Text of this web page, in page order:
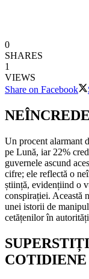
0
SHARES
1
VIEWS
Share on Facebook
Un procent alarmant
pe Lună, iar 22%
guvernele ascund
cifre; ele reflectă o
știință, evidențiind o
conspirației. Această
unei istorii de
cetățenilor în
COTIDIENE